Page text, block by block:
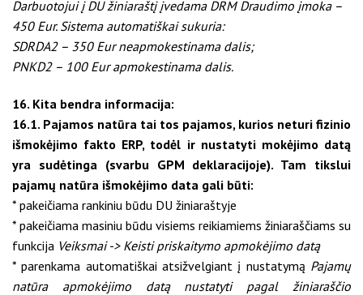
Darbuotojui į DU žiniaraštį įvedama DRM Draudimo įmoka –
450 Eur. Sistema automatiškai sukuria:
SDRDA2 – 350 Eur neapmokestinama dalis;
PNKD2 – 100 Eur apmokestinama dalis.
16. Kita bendra informacija:
16.1. Pajamos natūra tai tos pajamos, kurios neturi fizinio
išmokėjimo fakto ERP, todėl ir nustatyti mokėjimo datą
yra sudėtinga (svarbu GPM deklaracijoje). Tam tikslui
pajamų natūra išmokėjimo data gali būti:
* pakeičiama rankiniu būdu DU žiniaraštyje
* pakeičiama masiniu būdu visiems reikiamiems žiniaraščiams su
funkcija Veiksmai -> Keisti priskaitymo apmokėjimo datą
* parenkama automatiškai atsižvelgiant į nustatymą Pajamų
natūra apmokėjimo datą nustatyti pagal žiniaraščio